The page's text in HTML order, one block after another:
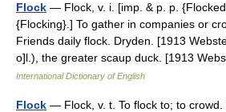
Flock — Flock, v. i. [imp. & p. p.
{Flocking}.] To gather in companies or
Friends daily flock. Dryden. [1913
o]l.), the greater scaup duck. [1913
International Dictionary of English
Flock — Flock, v. t. To flock to; to crowd.